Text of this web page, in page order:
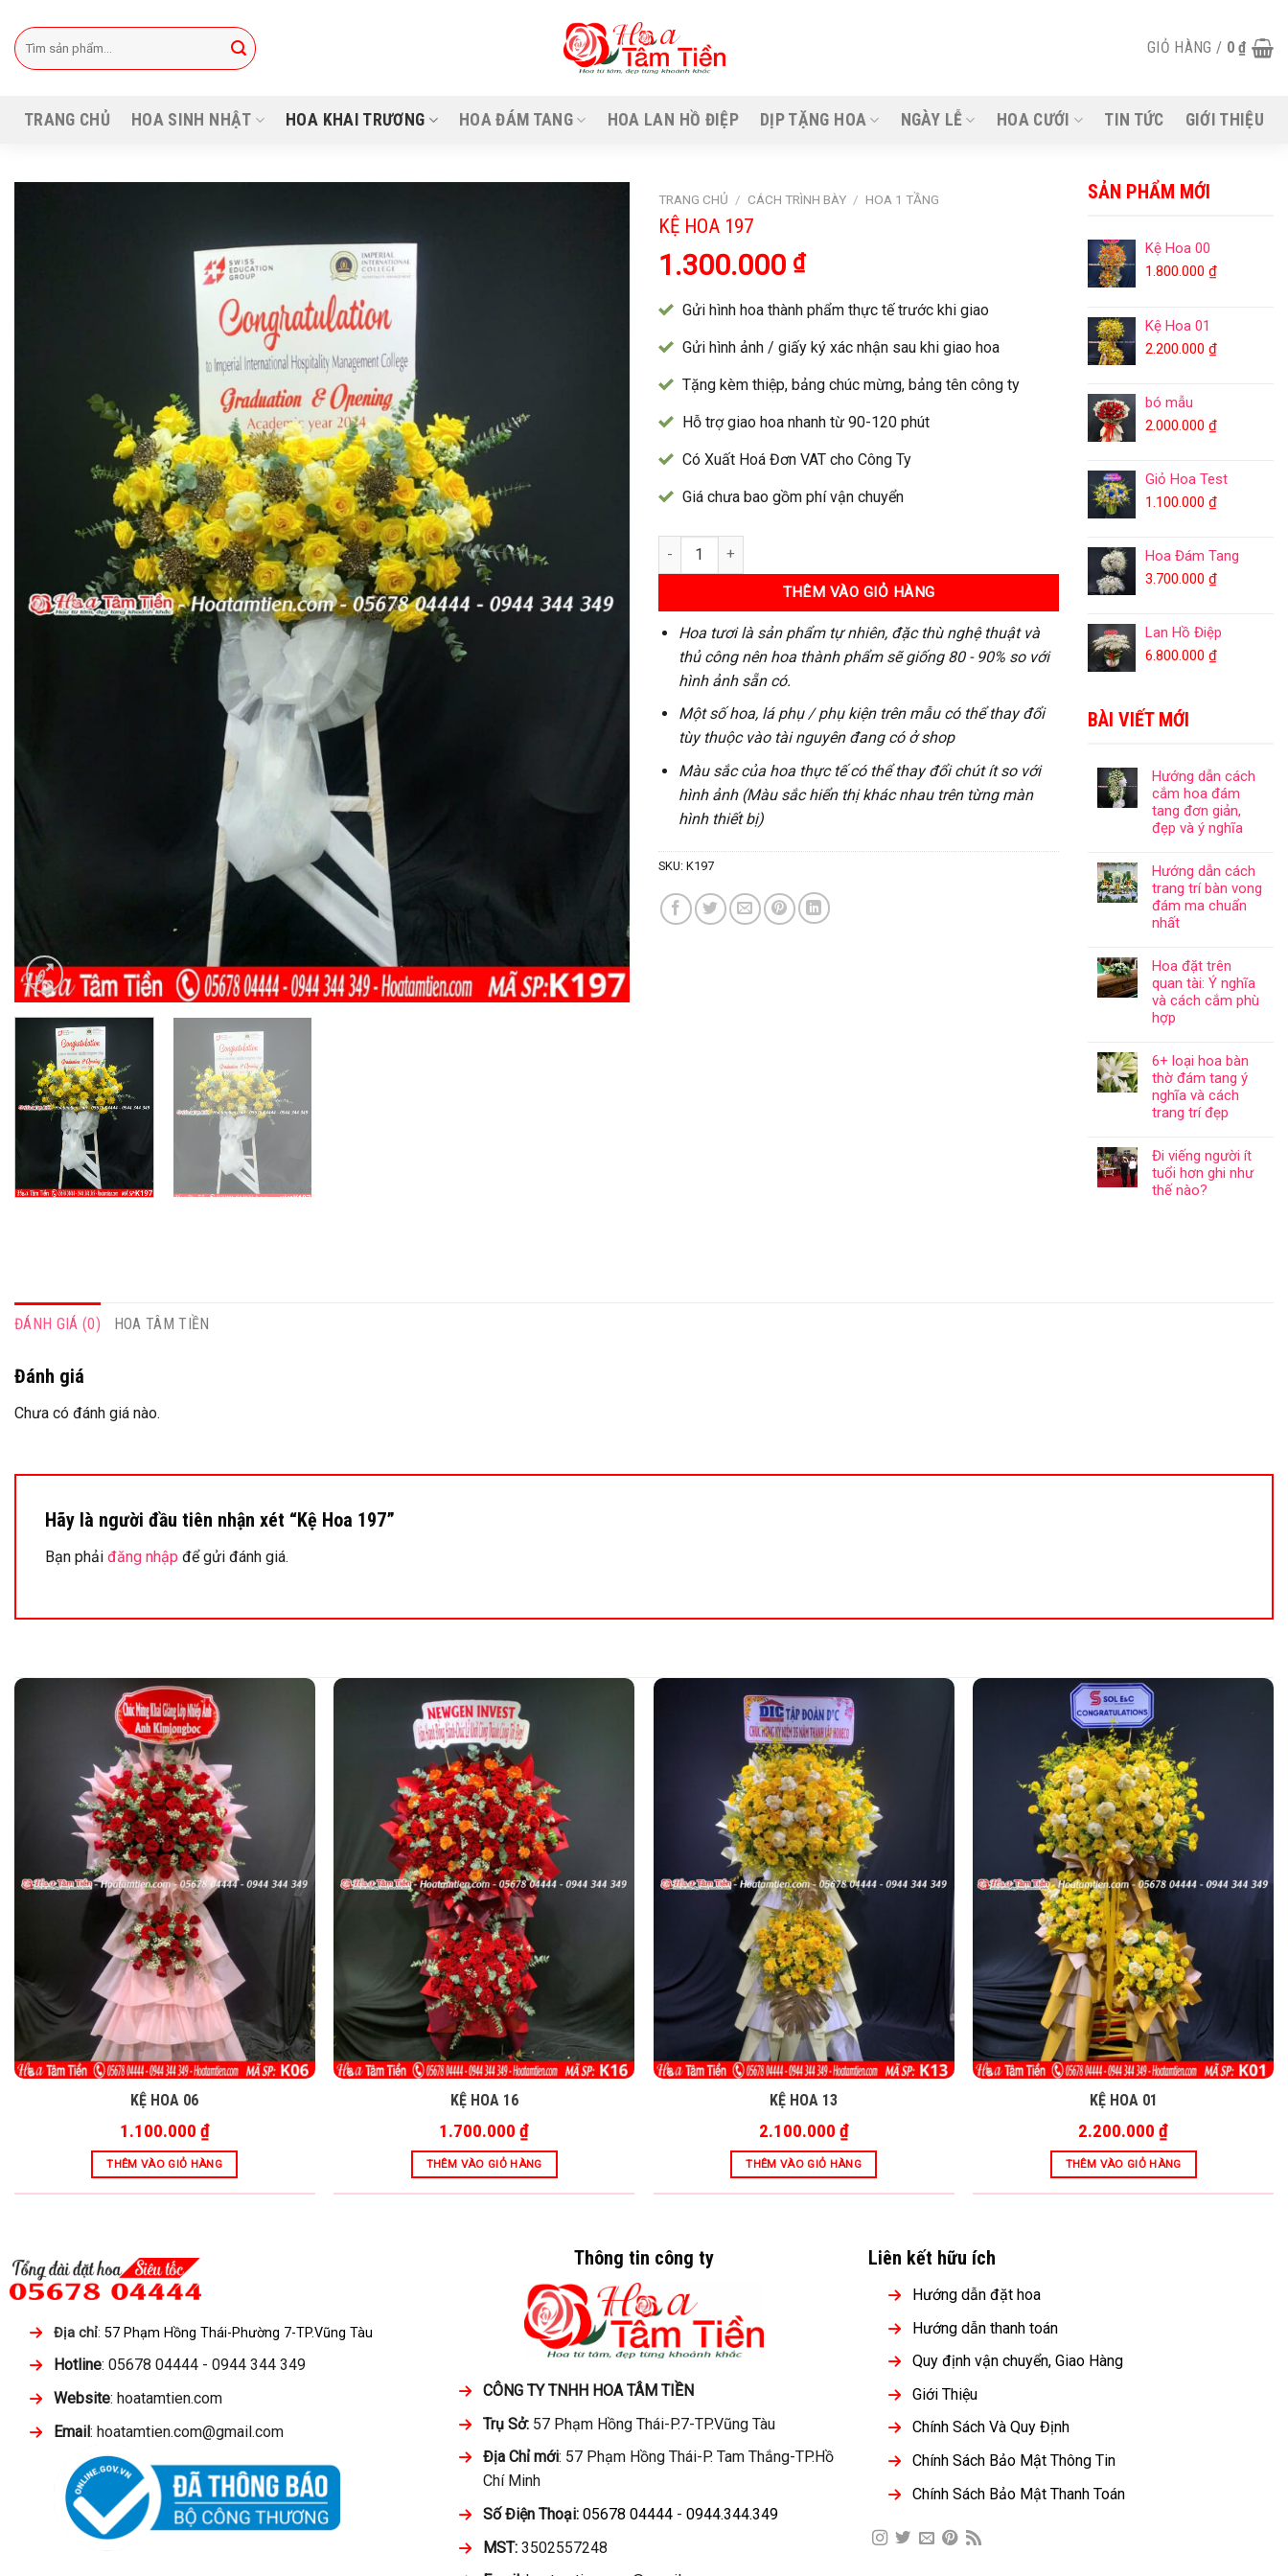
qua
nội
Tìm
kiếm:
GIỎ HÀNG / 0₫
TRANG CHỦ HOA SINH NHẬT HOA KHAI TRƯƠNG HOA ĐÁM TANG HOA LAN HỒ ĐIỆP DỊP TẶNG HOA NGÀY LỄ HOA CƯỚI TIN TỨC GIỚI THIỆU
TRANG CHỦ / CÁCH TRÌNH BÀY / HOA 1 TẦNG
KỆ HOA 197
1.300.000 ₫
Gửi hình hoa thành phẩm thực tế trước khi giao
Gửi hình ảnh / giấy ký xác nhận sau khi giao hoa
Tặng kèm thiệp, bảng chúc mừng, bảng tên công ty
Hỗ trợ giao hoa nhanh từ 90-120 phút
Có Xuất Hoá Đơn VAT cho Công Ty
Giá chưa bao gồm phí vận chuyển
Kệ Hoa 197 số lượng
THÊM VÀO GIỎ HÀNG
Hoa tươi là sản phẩm tự nhiên, đặc thù nghệ thuật và
thủ công nên hoa thành phẩm sẽ giống 80 - 90% so với
hình ảnh sẵn có.
Một số hoa, lá phụ / phụ kiện trên mẫu có thể thay đổi
tùy thuộc vào tài nguyên đang có ở shop
Màu sắc của hoa thực tế có thể thay đổi chút ít so với
hình ảnh (Màu sắc hiển thị khác nhau trên từng màn
hình thiết bị)
SKU: K197
SẢN PHẨM MỚI
Kệ Hoa 00
1.800.000 ₫
Kệ Hoa 01
2.200.000 ₫
bó mẫu
2.000.000 ₫
Giỏ Hoa Test
1.100.000 ₫
Hoa Đám Tang
3.700.000 ₫
Lan Hồ Điệp
6.800.000 ₫
BÀI VIẾT MỚI
Hướng dẫn cách
cắm hoa đám
tang đơn giản,
đẹp và ý nghĩa
Hướng dẫn cách
trang trí bàn vong
đám ma chuẩn
nhất
Hoa đặt trên
quan tài: Ý nghĩa
và cách cắm phù
hợp
6+ loại hoa bàn
thờ đám tang ý
nghĩa và cách
trang trí đẹp
Đi viếng người ít
tuổi hơn ghi như
thế nào?
ĐÁNH GIÁ (0) HOA TÂM TIỀN
Đánh giá
Chưa có đánh giá nào.
Hãy là người đầu tiên nhận xét “Kệ Hoa 197”
Bạn phải đăng nhập để gửi đánh giá.
KỆ HOA 06
1.100.000 ₫
THÊM VÀO GIỎ HÀNG
KỆ HOA 16
1.700.000₫
THÊM VÀO GIỎ HÀNG
KỆ HOA 13
2.100.000 ₫
THÊM VÀO GIỎ HÀNG
KỆ HOA 01
2.200.000₫
THÊM VÀO GIỎ HÀNG
Địa chỉ: 57 Phạm Hồng Thái-Phường 7-TP.Vũng Tàu
Hotline: 05678 04444 - 0944 344 349
Website: hoatamtien.com
Email: hoatamtien.com@gmail.com
Thông tin công ty
CÔNG TY TNHH HOA TÂM TIỀN
Trụ Sở: 57 Phạm Hồng Thái-P.7-TP.Vũng Tàu
Địa Chỉ mới: 57 Phạm Hồng Thái-P. Tam Thắng-TP.Hồ
Chí Minh
Số Điện Thoại: 05678 04444- 0944.344.349
MST:3502557248
Liên kết hữu ích
Hướng dẫn đặt hoa
Hướng dẫn thanh toán
Quy định vận chuyển, Giao Hàng
Giới Thiệu
Chính Sách Và Quy Định
Chính Sách Bảo Mật Thông Tin
Chính Sách Bảo Mật Thanh Toán